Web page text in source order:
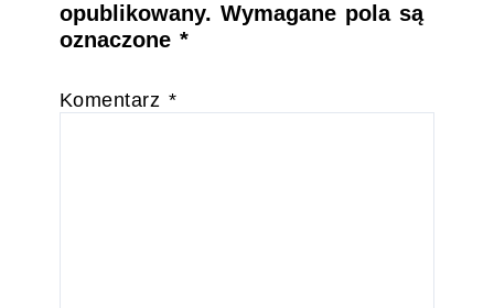
opublikowany. Wymagane pola są
oznaczone *
Komentarz *